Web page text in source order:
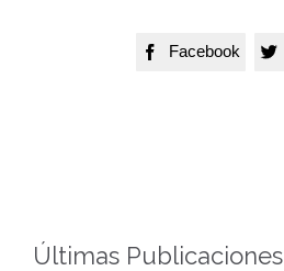
 Facebook 
Últimas Publicaciones